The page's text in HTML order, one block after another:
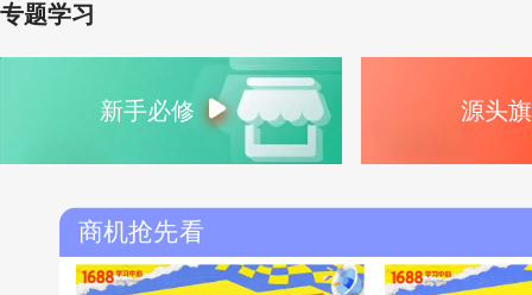
专题学习
新手必修 源头
商机抢先看